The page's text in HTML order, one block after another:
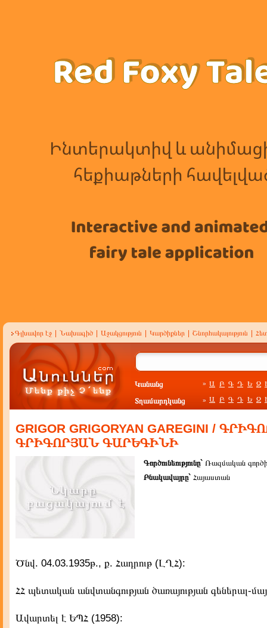
Գլխավոր էջ Նախագիծ Աջակցություն Կարծիքներ Շնորհակալություն
Կանանց » Ա Բ Գ Դ Ե Զ
Տղամարդկանց » Ա Բ Գ Դ Ե Զ
GRIGOR GRIGORYAN GAREGINI /
ԳՐԻԳՈՐՅԱՆ ԳԱՐԵԳԻՆԻ
Գործունեությունը` Ռազմական
Բնակավայրը` Հայաստան
Ծնվ. 04.03.1935թ., ք. Հադրութ (ԼՂՀ):
ՀՀ պետական անվտանգության ծառայության գեներալ-
Ավարտել է ԵՊՀ (1958):